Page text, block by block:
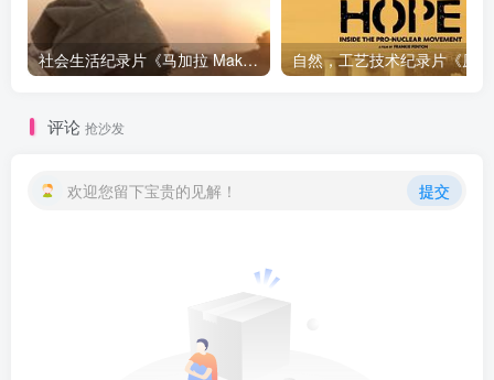
社会生活纪录片《马加拉 Makala》下载
评论 抢沙发
欢迎您留下宝贵的见解！ 提交